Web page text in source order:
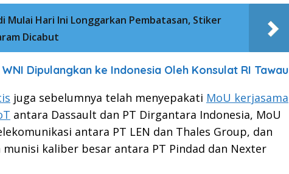
Mulai Hari Ini Longgarkan Pembatasan, Stiker
Dicabut
WNI Dipulangkan ke Indonesia Oleh Konsulat RI Tawau
juga sebelumnya telah menyepakati MoU kerjasama
antara Dassault dan PT Dirgantara Indonesia, MoU
antara PT LEN dan Thales Group, dan
kaliber besar antara PT Pindad dan Nexter